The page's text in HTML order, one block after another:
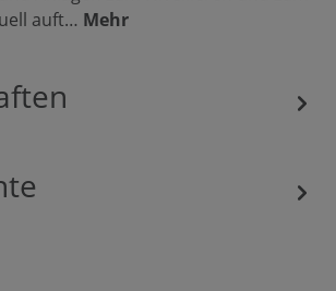
auft… Mehr